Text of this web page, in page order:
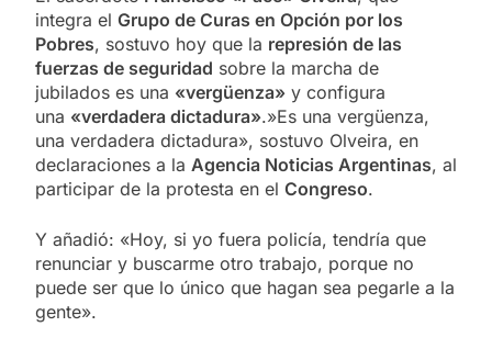
integra el Grupo de Curas en Opción por los
Pobres, sostuvo hoy que la represión de las
fuerzas de seguridad sobre la marcha de
jubilados es una «vergüenza» y configura
una «verdadera dictadura».»Es una vergüenza,
una verdadera dictadura», sostuvo Olveira, en
declaraciones a la Agencia Noticias Argentinas, al
participar de la protesta en el Congreso.
Y añadió: «Hoy, si yo fuera policía, tendría que
renunciar y buscarme otro trabajo, porque no
puede ser que lo único que hagan sea pegarle a la
gente».